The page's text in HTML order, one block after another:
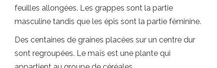
feuilles allongées. Les grappes sont la partie
masculine tandis que les épis sont la partie féminine.
Des centaines de graines placées sur un centre dur
sont regroupées. Le maïs est une plante qui